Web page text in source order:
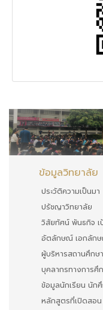
ข้อมูลวิทยาลัย
ประวัติความเป็นมา
ปรัชญาวิทยาลัย
วิสัยทัศน์ พันธกิจ เ
อัตลักษณ์ เอกลัก
ผู้บริหารสถานศึกษา
บุคลากรทางการศึ
ข้อมูลนักเรียน นัก
หลักสูตรที่เปิดสอน